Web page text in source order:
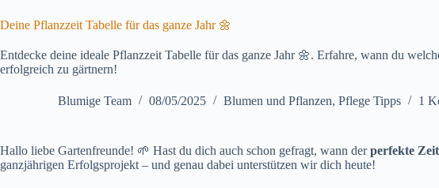
Deine Pflanzzeit Tabelle für das ganze Jahr 🌼
Entdecke deine ideale Pflanzzeit Tabelle für das ganze Jahr 🌼. Erfahre, wann du
erfolgreich zu gärtnern!
Blumige Team 08/05/2025 Blumen und Pflanzen, Pflege Tipps 1
Hallo liebe Gartenfreunde! 🌱 Hast du dich auch schon gefragt, wann derperfekte
ganzjährigen Erfolgsprojekt – und genau dabei unterstützen wir dich heute!